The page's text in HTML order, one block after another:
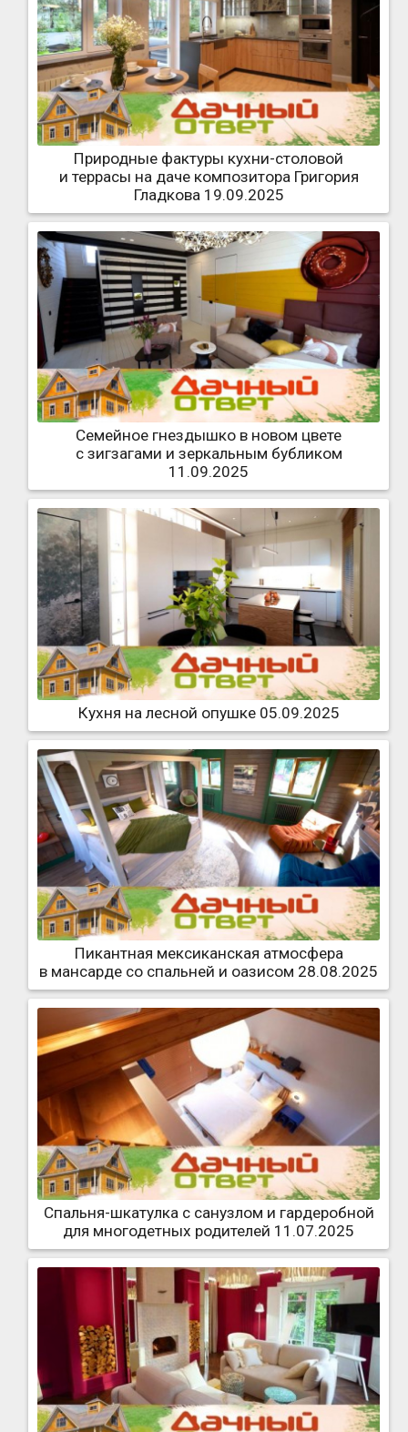
Природные фактуры кухни-столовой
и террасы на даче композитора Григория
Гладкова 19.09.2025
Семейное гнездышко в новом цвете
с зигзагами и зеркальным бубликом
11.09.2025
Кухня на лесной опушке 05.09.2025
Пикантная мексиканская атмосфера
в мансарде со спальней и оазисом 28.08.2025
Спальня-шкатулка с санузлом и гардеробной
для многодетных родителей 11.07.2025